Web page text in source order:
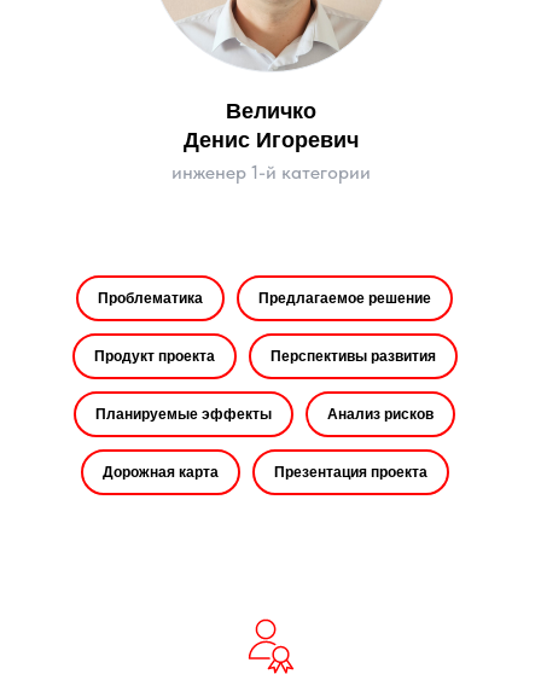
Величко
Денис Игоревич
инженер 1-й категории
Проблематика Предлагаемое решение
Продукт проекта Перспективы развития
Планируемые эффекты Анализ рисков
Дорожная карта Презентация проекта